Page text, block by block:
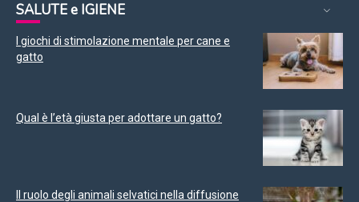
SALUTE e IGIENE
I giochi di stimolazione mentale per cane e
gatto
Qual è l’età giusta per adottare un gatto?
Il ruolo degli animali selvatici nella diffusione